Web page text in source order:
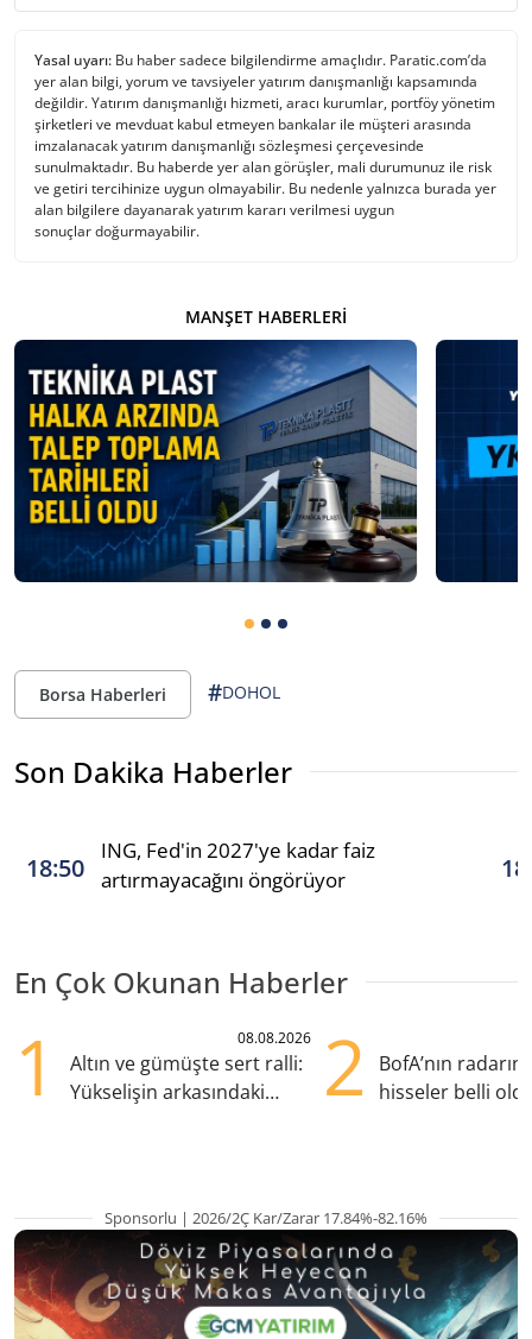
Yasal uyarı: Bu haber sadece bilgilendirme amaçlıdır. Paratic.com’da
yer alan bilgi, yorum ve tavsiyeler yatırım danışmanlığı kapsamında
değildir. Yatırım danışmanlığı hizmeti, aracı kurumlar, portföy yönetim
şirketleri ve mevduat kabul etmeyen bankalar ile müşteri arasında
imzalanacak yatırım danışmanlığı sözleşmesi çerçevesinde
sunulmaktadır. Bu haberde yer alan görüşler, mali durumunuz ile risk
ve getiri tercihinize uygun olmayabilir. Bu nedenle yalnızca burada yer
alan bilgilere dayanarak yatırım kararı verilmesi uygun
sonuçlar doğurmayabilir.
MANŞET HABERLERI
Borsa Haberleri #DOHOL
Son Dakika Haberler
18:50
ING, Fed'in 2027'ye kadar faiz
artırmayacağını öngörüyor
En Çok Okunan Haberler
1 08.08.2026
Altın ve gümüşte sert ralli:
Yükselişin arkasındaki
2
BofA’nın
hisseler belli
Sponsorlu | 2026/2Ç Kar/Zarar 17.84%-82.16%